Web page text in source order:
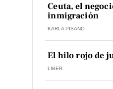
Ceuta, el
inmigración
KARLA PISANO
El hilo rojo de
LIBER